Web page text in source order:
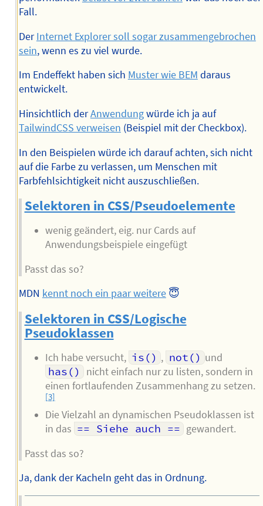
Fall.
DerInternet Explorer soll sogar zusammengebrochen
sein, wenn es zu viel wurde.
Im Endeffekt haben sich Muster wie BEM daraus
entwickelt.
Hinsichtlich derAnwendungwürde ich ja auf
TailwindCSS verweisen (Beispiel mit der Checkbox).
In den Beispielen würde ich darauf achten, sich nicht
auf die Farbe zu verlassen, um Menschen mit
Farbfehlsichtigkeit nicht auszuschließen.
Selektoren in CSS/Pseudoelemente
wenig geändert, eig. nur Cards auf
Anwendungsbeispiele eingefügt
Passt das so?
MDN kennt noch ein paar weitere😇
Selektoren in CSS/Logische
Pseudoklassen
Ich habe versucht, is() , not() und
has()
nicht einfach nur zu listen, sondern in
einen fortlaufenden Zusammenhang zu setzen.
[3]
Die Vielzahl an dynamischen Pseudoklassen ist
in das == Siehe auch == gewandert.
Passt das so?
Ja, dank der Kacheln geht das in Ordnung.